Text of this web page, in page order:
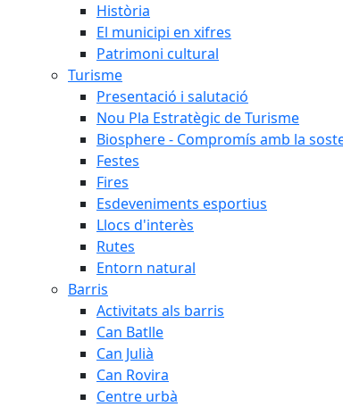
Història
El municipi en xifres
Patrimoni cultural
Turisme
Presentació i salutació
Nou Pla Estratègic de Turisme
Biosphere - Compromís amb la
Festes
Fires
Esdeveniments esportius
Llocs d'interès
Rutes
Entorn natural
Barris
Activitats als barris
Can Batlle
Can Julià
Can Rovira
Centre urbà